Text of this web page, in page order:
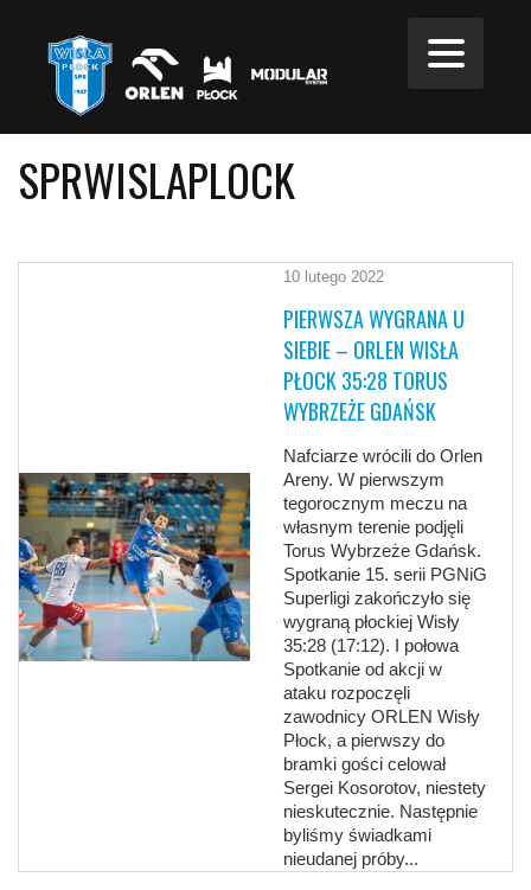
SPRWISLAPLOCK
10 lutego 2022
PIERWSZA WYGRANA U
SIEBIE – ORLEN WISŁA
PŁOCK 35:28 TORUS
WYBRZEŻE GDAŃSK
Nafciarze wrócili do Orlen
Areny. W pierwszym
tegorocznym meczu na
własnym terenie podjęli
Torus Wybrzeże Gdańsk.
Spotkanie 15. serii PGNiG
Superligi zakończyło się
wygraną płockiej Wisły
35:28 (17:12). I połowa
Spotkanie od akcji w
ataku rozpoczęli
zawodnicy ORLEN Wisły
Płock, a pierwszy do
bramki gości celował
Sergei Kosorotov, niestety
nieskutecznie. Następnie
byliśmy świadkami
nieudanej próby...